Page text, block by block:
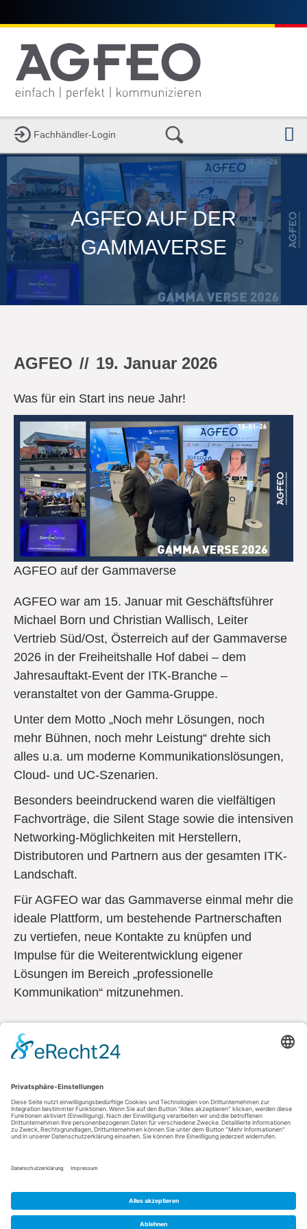
Fachhändler-Login
AGFEO AUF DER
GAMMAVERSE
AGFEO // 19. Januar 2026
Was für ein Start ins neue Jahr!
AGFEO auf der Gammaverse
AGFEO war am 15. Januar mit Geschäftsführer
Michael Born und Christian Wallisch, Leiter
Vertrieb Süd/Ost, Österreich auf der Gammaverse
2026 in der Freiheitshalle Hof dabei – dem
Jahresauftakt-Event der ITK-Branche –
veranstaltet von der Gamma‑Gruppe.
Unter dem Motto „Noch mehr Lösungen, noch
mehr Bühnen, noch mehr Leistung“ drehte sich
alles u.a. um moderne Kommunikationslösungen,
Cloud- und UC‑Szenarien.
Besonders beeindruckend waren die vielfältigen
Fachvorträge, die Silent Stage sowie die intensiven
Networking-Möglichkeiten mit Herstellern,
Distributoren und Partnern aus der gesamten ITK-
Landschaft.
Für AGFEO war das Gammaverse einmal mehr die
ideale Plattform, um bestehende Partnerschaften
zu vertiefen, neue Kontakte zu knüpfen und
Impulse für die Weiterentwicklung eigener
Lösungen im Bereich „professionelle
Kommunikation“ mitzunehmen.
Kontakt
AGFEO GmbH & Co. KG
33647 Bielefeld
Fax: +49 521 44709-98555
AGB
Datenschutz